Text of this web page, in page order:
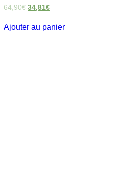
64,90€ 34,81€
Ajouter au panier